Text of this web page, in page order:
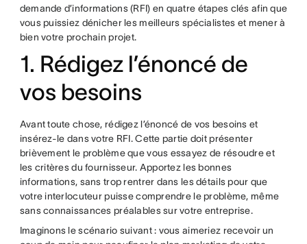
demande d’informations (RFI) en quatre étapes clés afin que
vous puissiez dénicher les meilleurs spécialistes et mener à
bien votre prochain projet.
1. Rédigez l’énoncé de
vos besoins
Avant toute chose, rédigez l’énoncé de vos besoins et
insérez-le dans votre RFI. Cette partie doit présenter
brièvement le problème que vous essayez de résoudre et
les critères du fournisseur. Apportez les bonnes
informations, sans trop rentrer dans les détails pour que
votre interlocuteur puisse comprendre le problème, même
sans connaissances préalables sur votre entreprise.
Imaginons le scénario suivant : vous aimeriez recevoir un